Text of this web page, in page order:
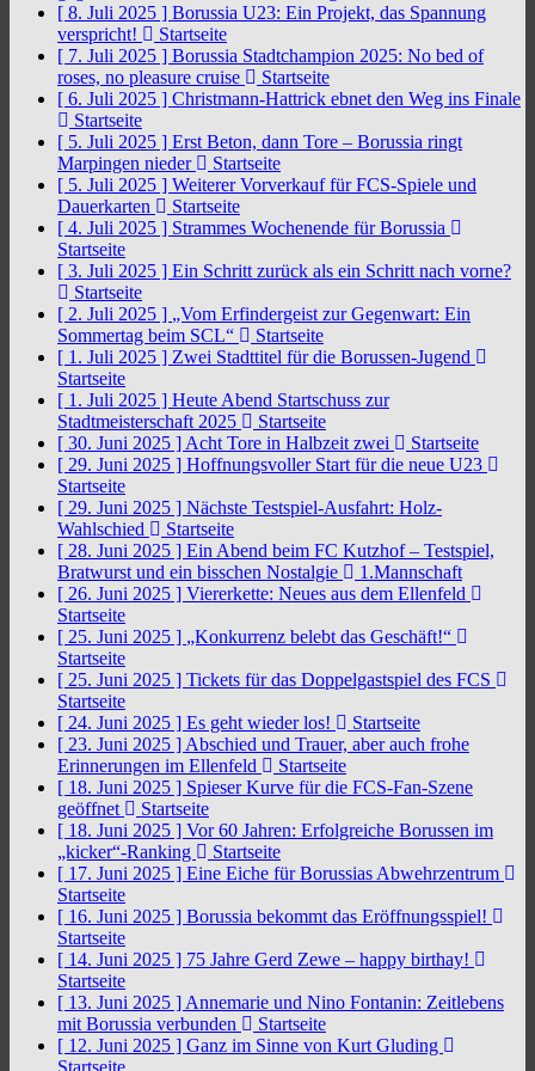
[ 8. Juli 2025 ] Borussia U23: Ein Projekt, das Spannung
verspricht!
Startseite
[ 7. Juli 2025 ] Borussia Stadtchampion 2025: No bed of
roses, no pleasure cruise
Startseite
[ 6. Juli 2025 ] Christmann-Hattrick ebnet den Weg ins Finale
Startseite
[ 5. Juli 2025 ] Erst Beton, dann Tore – Borussia ringt
Marpingen nieder
Startseite
[ 5. Juli 2025 ] Weiterer Vorverkauf für FCS-Spiele und
Dauerkarten
Startseite
[ 4. Juli 2025 ] Strammes Wochenende für Borussia
Startseite
[ 3. Juli 2025 ] Ein Schritt zurück als ein Schritt nach vorne?
Startseite
[ 2. Juli 2025 ] „Vom Erfindergeist zur Gegenwart: Ein
Sommertag beim SCL“
Startseite
[ 1. Juli 2025 ] Zwei Stadttitel für die Borussen-Jugend
Startseite
[ 1. Juli 2025 ] Heute Abend Startschuss zur
Stadtmeisterschaft 2025
Startseite
[ 30. Juni 2025 ] Acht Tore in Halbzeit zwei
Startseite
[ 29. Juni 2025 ] Hoffnungsvoller Start für die neue U23
Startseite
[ 29. Juni 2025 ] Nächste Testspiel-Ausfahrt: Holz-
Wahlschied
Startseite
[ 28. Juni 2025 ] Ein Abend beim FC Kutzhof – Testspiel,
Bratwurst und ein bisschen Nostalgie
1.Mannschaft
[ 26. Juni 2025 ] Viererkette: Neues aus dem Ellenfeld
Startseite
[ 25. Juni 2025 ] „Konkurrenz belebt das Geschäft!“
Startseite
[ 25. Juni 2025 ] Tickets für das Doppelgastspiel des FCS
Startseite
[ 24. Juni 2025 ] Es geht wieder los!
Startseite
[ 23. Juni 2025 ] Abschied und Trauer, aber auch frohe
Erinnerungen im Ellenfeld
Startseite
[ 18. Juni 2025 ] Spieser Kurve für die FCS-Fan-Szene
geöffnet
Startseite
[ 18. Juni 2025 ] Vor 60 Jahren: Erfolgreiche Borussen im
„kicker“-Ranking
Startseite
[ 17. Juni 2025 ] Eine Eiche für Borussias Abwehrzentrum
Startseite
[ 16. Juni 2025 ] Borussia bekommt das Eröffnungsspiel!
Startseite
[ 14. Juni 2025 ] 75 Jahre Gerd Zewe – happy birthay!
Startseite
[ 13. Juni 2025 ] Annemarie und Nino Fontanin: Zeitlebens
mit Borussia verbunden
Startseite
[ 12. Juni 2025 ] Ganz im Sinne von Kurt Gluding
Startseite